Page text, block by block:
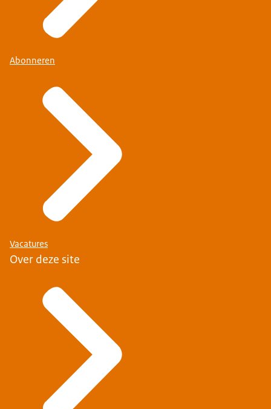
Abonneren
Vacatures
Over deze site